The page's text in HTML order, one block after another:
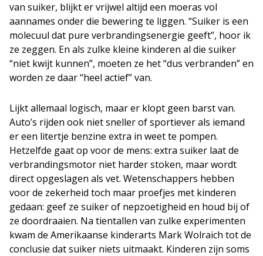
van suiker, blijkt er vrijwel altijd een moeras vol
aannames onder die bewering te liggen. “Suiker is een
molecuul dat pure verbrandingsenergie geeft”, hoor ik
ze zeggen. En als zulke kleine kinderen al die suiker
“niet kwijt kunnen”, moeten ze het “dus verbranden” en
worden ze daar “heel actief” van.
Lijkt allemaal logisch, maar er klopt geen barst van.
Auto’s rijden ook niet sneller of sportiever als iemand
er een litertje benzine extra in weet te pompen.
Hetzelfde gaat op voor de mens: extra suiker laat de
verbrandingsmotor niet harder stoken, maar wordt
direct opgeslagen als vet. Wetenschappers hebben
voor de zekerheid toch maar proefjes met kinderen
gedaan: geef ze suiker of nepzoetigheid en houd bij of
ze doordraaien. Na tientallen van zulke experimenten
kwam de Amerikaanse kinderarts Mark Wolraich tot de
conclusie dat suiker niets uitmaakt. Kinderen zijn soms